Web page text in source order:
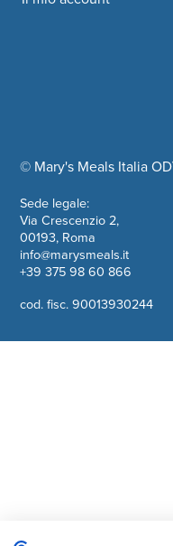
© Mary's Meals Italia
Sede legale:
Via Crescenzio 2,
00193, Roma
info@marysmeals.it
+39 375 98 60 866
cod. fisc. 90013930244